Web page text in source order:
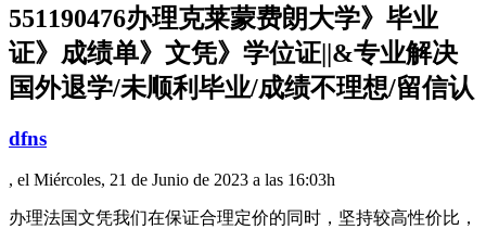
551190476办理克莱蒙费朗大学》毕业
证》成绩单》文凭》学位证||&专业解决
国外退学/未顺利毕业/成绩不理想/留信认
dfns
, el Miércoles, 21 de Junio de 2023 a las 16:03h
办理法国文凭我们在保证合理定价的同时，坚持较高性价比，